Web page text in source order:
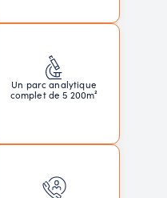
Un parc analytique
complet de 5 200m²